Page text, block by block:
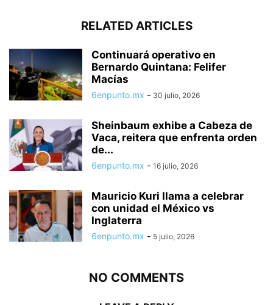
RELATED ARTICLES
Continuará operativo en
Bernardo Quintana: Felifer
Macías
6enpunto.mx - 30 julio, 2026
Sheinbaum exhibe a Cabeza de
Vaca, reitera que enfrenta orden
de...
6enpunto.mx - 16 julio, 2026
Mauricio Kuri llama a celebrar
con unidad el México vs
Inglaterra
6enpunto.mx - 5 julio, 2026
NO COMMENTS